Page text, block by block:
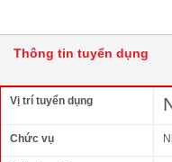
Thông tin tuyển dụng
Vị trí tuyển dụng
Chức vụ